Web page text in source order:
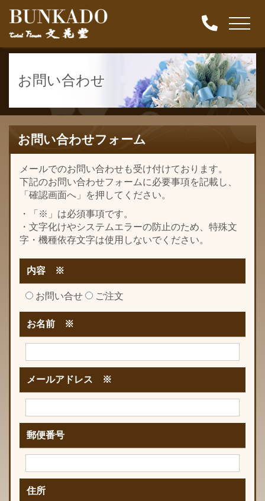
お問い合わせ
お問い合わせフォーム
メールでのお問い合わせも受け付けております。
下記のお問い合わせフォームに必要事項を記載し、
「確認画面へ」を押してください。
・「※」は必須事項です。
・文字化けやシステムエラーの防止のため、特殊文
字・機種依存文字は使用しないでください。
内容 ※
お問い合せ ご注文
お名前 ※
メールアドレス ※
郵便番号
住所